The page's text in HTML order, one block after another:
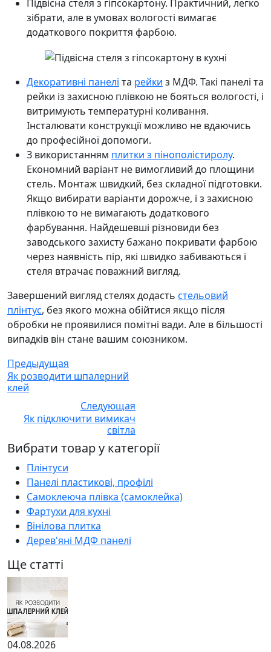
Підвісна стеля з гіпсокартону. Практичний, легко
зібрати, але в умовах вологості вимагає
додаткового покриття фарбою.
Декоративні панелі та рейки з МДФ. Такі панелі та
рейки із захисною плівкою не бояться вологості, і
витримують температурні коливання.
Інсталювати конструкції можливо не вдаючись
до професійної допомоги.
З використанням плитки з пінополістиролу.
Економний варіант не вимогливий до площини
стель. Монтаж швидкий, без складної підготовки.
Якщо вибирати варіанти дорожче, і з захисною
плівкою то не вимагають додаткового
фарбування. Найдешевші різновиди без
заводського захисту бажано покривати фарбою
через наявність пір, які швидко забиваються і
стеля втрачає поважний вигляд.
Завершений вигляд стелях додасть стельовий
плінтус, без якого можна обійтися якщо після
обробки не проявилися помітні вади. Але в більшості
випадків він стане вашим союзником.
Предыдущая
Як розводити шпалерний
клей
Следующая
Як підключити вимикач
світла
Вибрати товар у категорії
Плінтуси
Панелі пластикові, профілі
Самоклеюча плівка (самоклейка)
Фартухи для кухні
Вінілова плитка
Дерев'яні МДФ панелі
Ще статті
04.08.2026